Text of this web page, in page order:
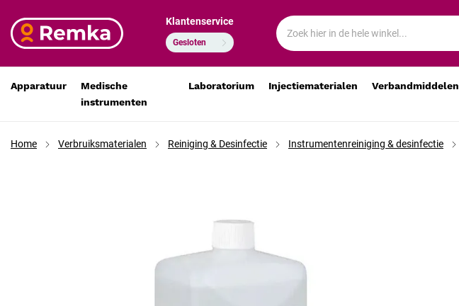
Klantenservice
Gesloten
Apparatuur
Medische
instrumenten
Laboratorium Injectiematerialen Verbandmiddelen
Home Verbruiksmaterialen Reiniging & Desinfectie Instrumentenreiniging & desinfectie
Elma Clean EC10 reinigingsconcentraat voor ultrasoonbad, 1 liter
€ 27,19
€ 22,47